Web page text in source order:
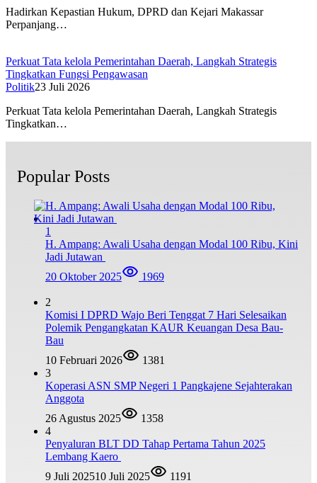
Hadirkan Kepastian Hukum, DPRD dan Kejari Makassar
Perpanjang…
Perkuat Tata kelola Pemerintahan Daerah, Langkah Strategis
Tingkatkan Fungsi Pengawasan
Politik23 Juli 2026
Perkuat Tata kelola Pemerintahan Daerah, Langkah Strategis
Tingkatkan…
Popular Posts
1
H. Ampang: Awali Usaha dengan Modal 100 Ribu, Kini
Jadi Jutawan
20 Oktober 2025
1969
2
Komisi I DPRD Wajo Beri Tenggat 7 Hari Selesaikan
Polemik Pengangkatan KAUR Keuangan Desa Bau-
Bau
10 Februari 2026
1381
3
Koperasi ASN SMP Negeri 1 Pangkajene Sejahterakan
Anggota
26 Agustus 2025
1358
4
Penyaluran BLT DD Tahap Pertama Tahun 2025
Lembang Kaero
9 Juli 202510 Juli 2025
1191